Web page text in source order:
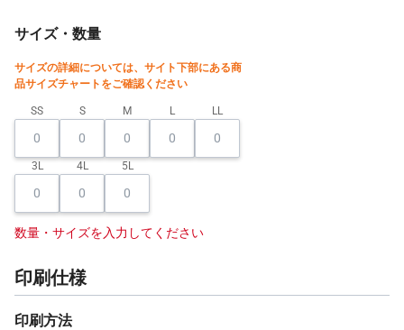
サイズ・数量
サイズの詳細については、サイト下部にある商
品サイズチャートをご確認ください
SS S M L LL
3L 4L 5L
数量・サイズを入力してください
印刷仕様
印刷方法